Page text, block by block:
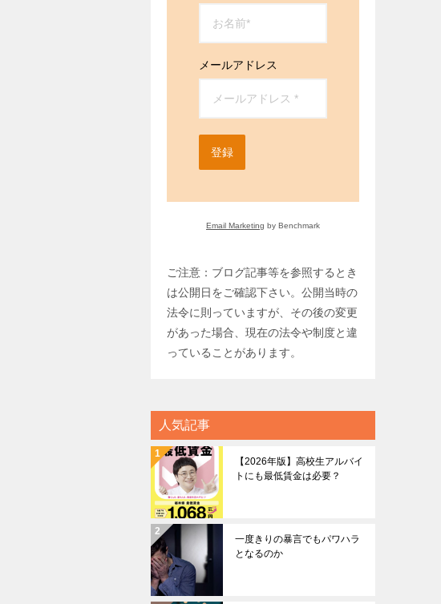
メールアドレス
登録
Email Marketing by Benchmark
ご注意：ブログ記事等を参照するとき
は公開日をご確認下さい。公開当時の
法令に則っていますが、その後の変更
があった場合、現在の法令や制度と違
っていることがあります。
人気記事
【2026年版】高校生アルバイ
トにも最低賃金は必要？
一度きりの暴言でもパワハラ
となるのか